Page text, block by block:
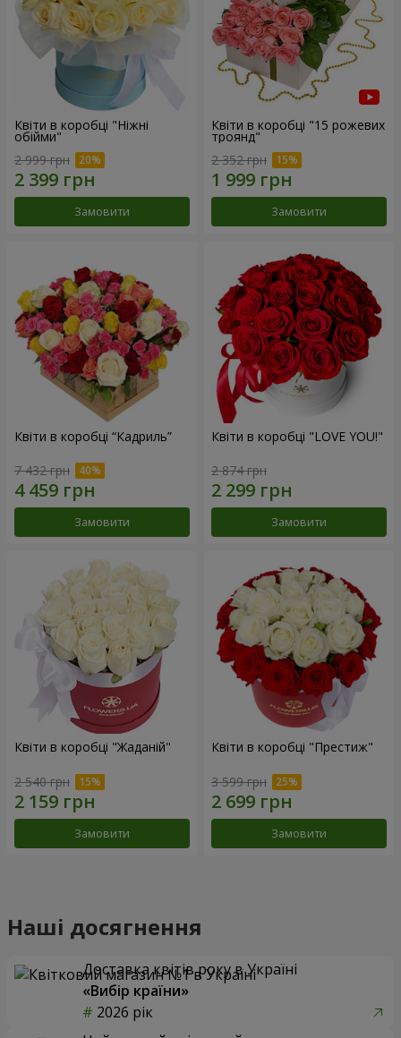
Квіти в коробці "Ніжні
обійми"
2 999 грн
Замовити
Квіти в коробці "15 рожевих
троянд"
2 352 грн
Замовити
Квіти в коробці “Кадриль”
7 432 грн
Замовити
Квіти в коробці "LOVE YOU!"
2 874 грн
Замовити
Квіти в коробці "Жаданій"
2 540 грн
Замовити
Квіти в коробці "Престиж"
3 599 грн
Замовити
Наші досягнення
Доставка квітів року в Україні
«Вибір країни»
2026 рік